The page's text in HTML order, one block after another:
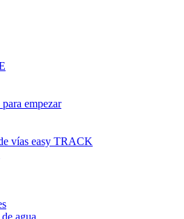
empezar
vías easy TRACK
agua